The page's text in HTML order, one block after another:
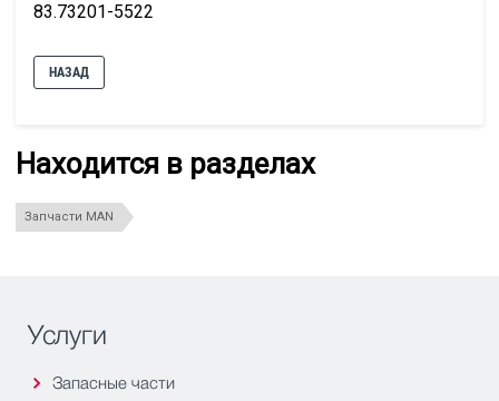
83.73201-5522
НАЗАД
Находится в разделах
Запчасти MAN
Услуги
Запасные части